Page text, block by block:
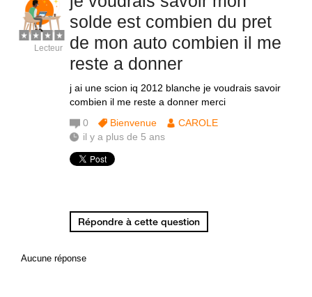
solde est combien du pret
de mon auto combien il me
reste a donner
j ai une scion iq 2012 blanche je voudrais savoir
combien il me reste a donner merci
Lecteur
0 Bienvenue
CAROLE
il y a plus de 5 ans
Répondre à cette question
Aucune réponse